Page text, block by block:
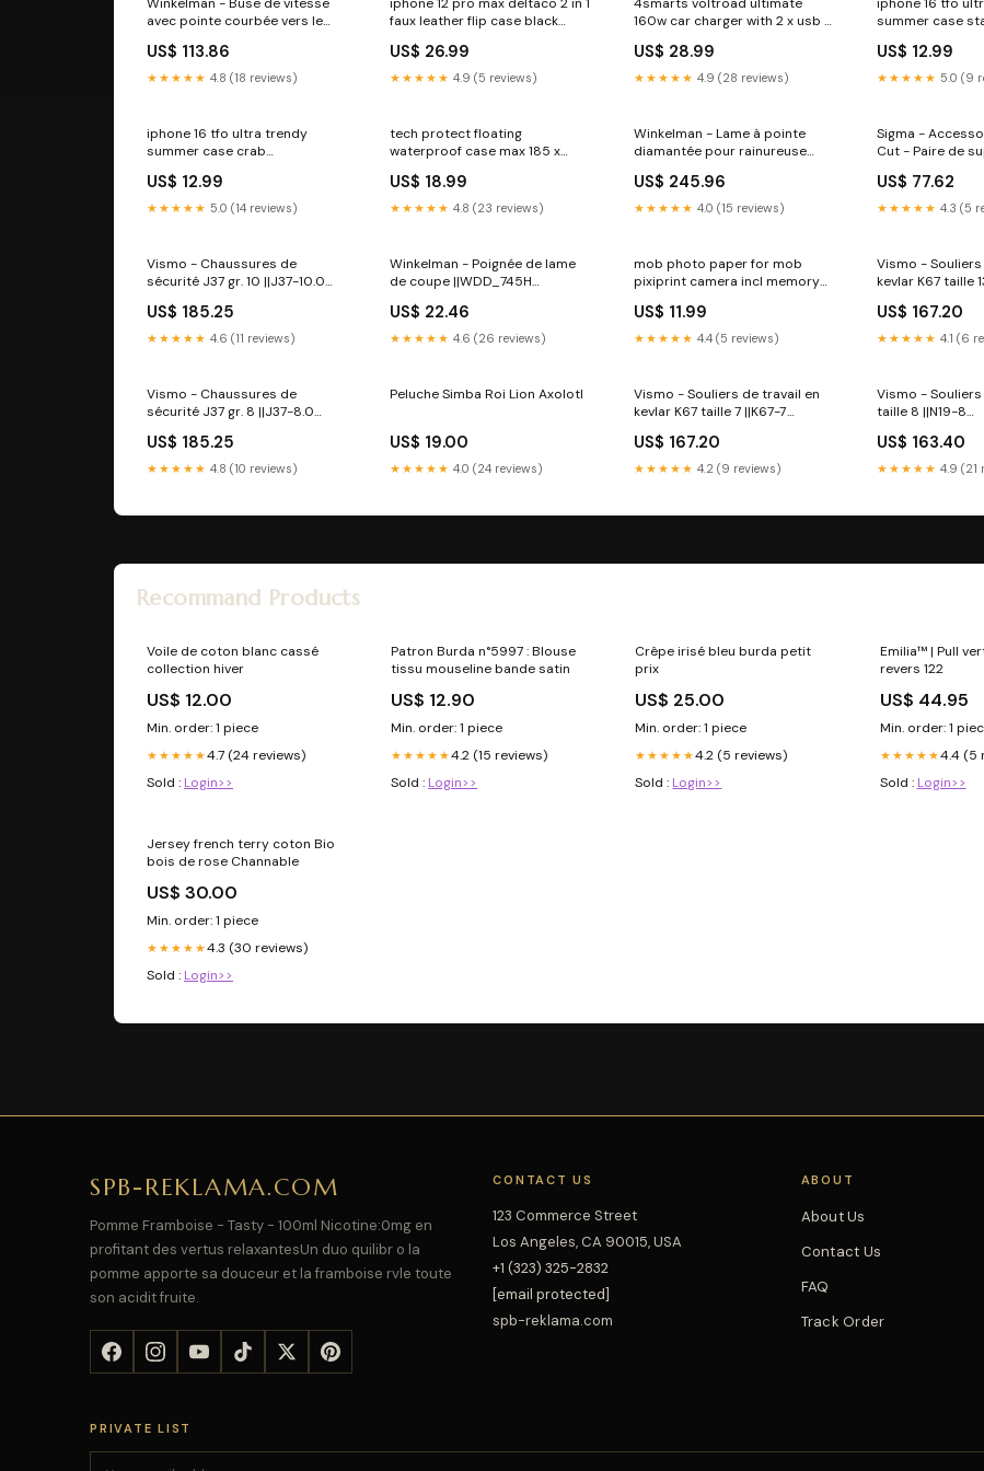
avec pointe courbée vers le
Accessoires
US$ 113.86
★★★★★ 4.8 (18 reviews)
faux leather flip case black
US$ 26.99
★★★★★ 4.9 (5 reviews)
160w car charger with 2 x usb c
PIM_CategoryId_2231
US$ 28.99
★★★★★ 4.9 (28 reviews)
summer case
usb-a
US$ 12.99
★★★★★ 5.0 (9
iphone 16 tfo ultra trendy
summer case crab
US$ 12.99
★★★★★ 5.0 (14 reviews)
tech protect floating
waterproof case max 185 x
fleksibel-plastik
US$ 18.99
★★★★★ 4.8 (23 reviews)
Winkelman - Lame à pointe
diamantée pour rainureuse
color_Arabescato
US$ 245.96
★★★★★ 4.0 (15 reviews)
Sigma -
Cut - Paire de
US$ 77.62
★★★★★ 4.3 (5
Vismo - Chaussures de
sécurité J37 gr. 10 ||J37-10.0
US$ 185.25
★★★★★ 4.6 (11 reviews)
Winkelman - Poignée de lame
de coupe ||WDD_745H
US$ 22.46
★★★★★ 4.6 (26 reviews)
mob photo paper for mob
pixiprint camera incl memory
PIM_CategoryId_1600
US$ 11.99
★★★★★ 4.4 (5 reviews)
Vismo -
kevlar K67 taille
US$ 167.20
★★★★★ 4.1 (6
Vismo - Chaussures de
sécurité J37 gr. 8 ||J37-8.0
US$ 185.25
★★★★★ 4.8 (10 reviews)
Peluche Simba Roi Lion Axolotl
US$ 19.00
★★★★★ 4.0 (24 reviews)
Vismo - Souliers de travail en
kevlar K67 taille 7 ||K67-7
US$ 167.20
★★★★★ 4.2 (9 reviews)
Vismo - Souliers
taille 8 ||N19-8
US$ 163.40
★★★★★ 4.9 (21
Recommand Products
Voile de coton blanc cassé
collection hiver
US$ 12.00
Min. order: 1 piece
★★★★★4.7 (24 reviews)
Sold : Login>>
Patron Burda n°5997 : Blouse
tissu mouseline bande satin
US$ 12.90
Min. order: 1 piece
★★★★★4.2 (15 reviews)
Sold : Login>>
Crêpe irisé bleu burda petit
prix
US$ 25.00
Min. order: 1 piece
★★★★★4.2 (5 reviews)
Sold : Login>>
Emilia™ | Pull
revers 122
US$ 44.95
Min. order: 1
★★★★★4.4 (5
Sold : Login>>
Jersey french terry coton Bio
bois de rose Channable
US$ 30.00
Min. order: 1 piece
★★★★★4.3 (30 reviews)
Sold : Login>>
SPB-REKLAMA.COM
Pomme Framboise - Tasty - 100ml Nicotine:0mg en
profitant des vertus relaxantesUn duo quilibr o la
pomme apporte sa douceur et la framboise rvle toute
son acidit fruite.
CONTACT US
123 Commerce Street
Los Angeles, CA 90015, USA
+1 (323) 325-2832
[email protected]
spb-reklama.com
ABOUT
About Us
Contact Us
FAQ
Track Order
PRIVATE LIST